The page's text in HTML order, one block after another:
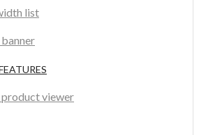
list
banner
product viewer